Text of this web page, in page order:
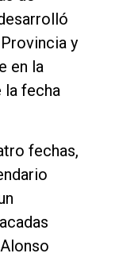
y
en la
la fecha
fechas,